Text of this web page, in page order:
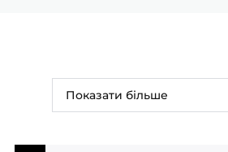
Показати більше